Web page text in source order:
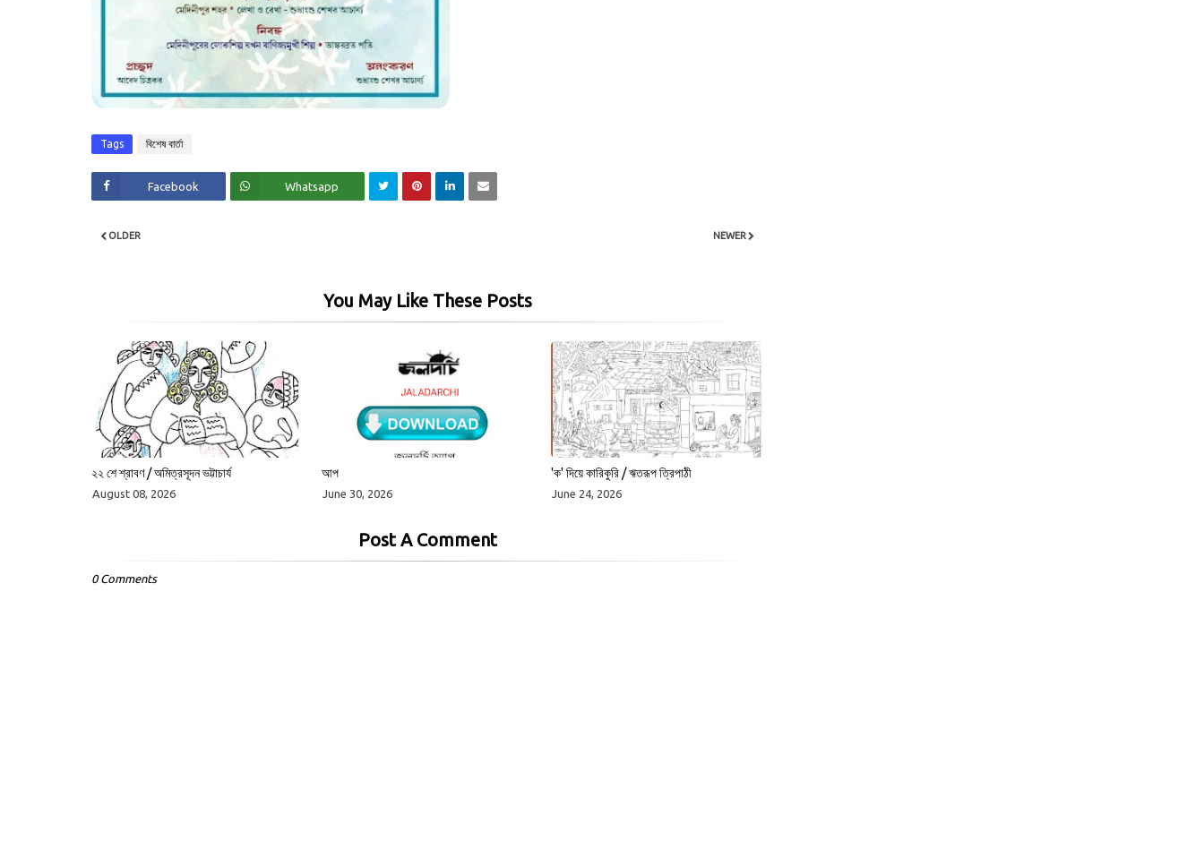
Tags বিশেষ বার্তা
Facebook Whatsapp
NEWER
OLDER
You May Like These Posts
২২ শে শ্রাবণ / অমিত্রসূদন ভট্টাচার্য
August 08, 2026
আপ
June 30, 2026
'ক' দিয়ে কারিকুরি / ঋতরূপ ত্রিপাঠী
June 24, 2026
Post A Comment
0 Comments